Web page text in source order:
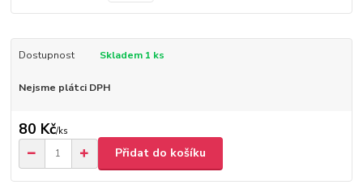
Dostupnost Skladem 1 ks
Nejsme plátci DPH
80 Kč/ks
Přidat do košíku